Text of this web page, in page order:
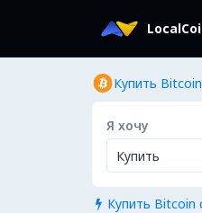
Купить Bitcoin
Я хочу
Купить
 Купить Bitcoin